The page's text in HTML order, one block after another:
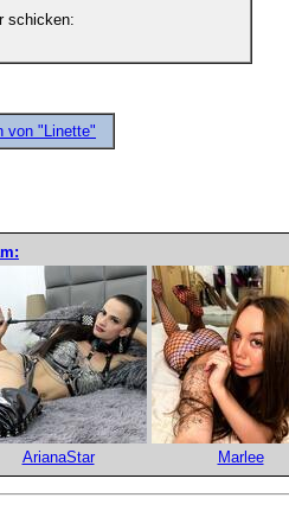
schicken:
von "Linette"
ArianaStar Marlee